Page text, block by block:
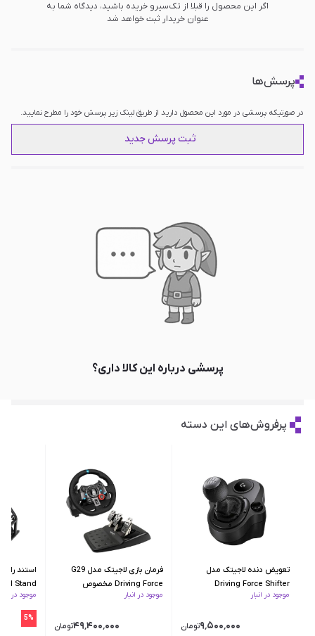
اگر این محصول را قبلا از تک‌سیرو خریده باشید، دیدگاه شما به
عنوان خریدار ثبت خواهد شد
پرسش‌ها
در صورتیکه پرسشی در مورد این محصول دارید از طریق لینک زیر پرسش خود را مطرح نمایید.
ثبت پرسش جدید
پرسشی درباره این کالا داری؟
پرفروش‌های این دسته
تعویض دنده لاجیتک مدل
Driving Force Shifter
موجود در انبار
۹٬۵۰۰٬۰۰۰تومان
فرمان بازی لاجیتک مدل G29
Driving Force مخصوص
PS4/PC
موجود در انبار
۴۹٬۴۰۰٬۰۰۰تومان
Stand
موجود در
5%